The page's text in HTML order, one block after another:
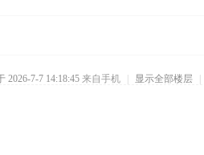
2026-7-7 14:18:45 来自手机 显示全部楼层